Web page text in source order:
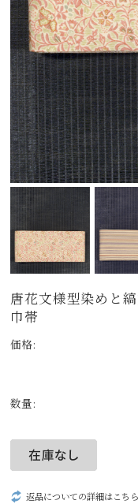
唐花文様型染めと
巾帯
価格:
数量:
返品についての詳細はこちら